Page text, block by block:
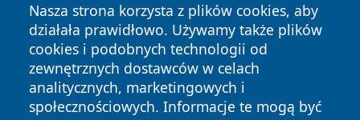
Nasza strona korzysta z plików cookies, aby
działała prawidłowo. Używamy także plików
cookies i podobnych technologii od
zewnętrznych dostawców w celach
analitycznych, marketingowych i
społecznościowych. Informacje te mogą być
Copyright © 2026 terazgniezno.pl Wszystkie prawa